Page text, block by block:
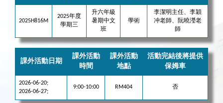
2025H816M
2025年度
學期三
升六年級
暑期中文
班
學術
李潔明主任、李穎
冲老師、阮曉瀅老
師
課外活動日期
課外活動
時間
課外活動
地點
活動完結後將提供
保姆車
2026-06-20;
2026-06-27;
9:00-10:00 RM404 否